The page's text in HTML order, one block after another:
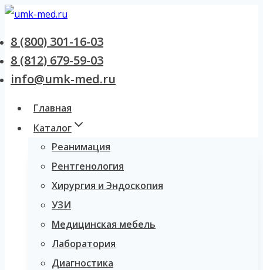
Перейти
содержанию
8 (800) 301-16-03
8 (812) 679-59-03
info@umk-med.ru
Главная
Каталог
Реанимация
Рентгенология
Хирургия и Эндоскопия
УЗИ
Медицинская мебель
Лаборатория
Диагностика